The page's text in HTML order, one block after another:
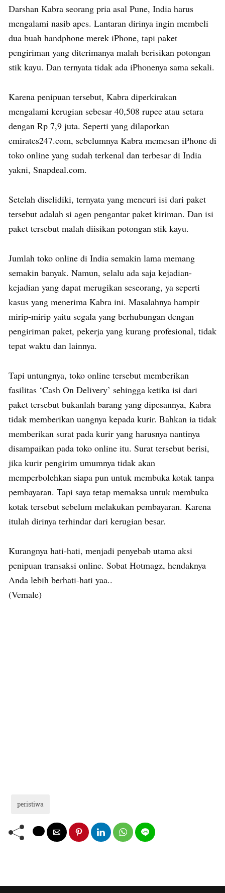
Darshan Kabra seorang pria asal Pune, India harus
mengalami nasib apes. Lantaran dirinya ingin membeli
dua buah handphone merek iPhone, tapi paket
pengiriman yang diterimanya malah berisikan potongan
stik kayu. Dan ternyata tidak ada iPhonenya sama sekali.
Karena penipuan tersebut, Kabra diperkirakan
mengalami kerugian sebesar 40,508 rupee atau setara
dengan Rp 7,9 juta. Seperti yang dilaporkan
emirates247.com, sebelumnya Kabra memesan iPhone di
toko online yang sudah terkenal dan terbesar di India
yakni, Snapdeal.com.
Setelah diselidiki, ternyata yang mencuri isi dari paket
tersebut adalah si agen pengantar paket kiriman. Dan isi
paket tersebut malah diisikan potongan stik kayu.
Jumlah toko online di India semakin lama memang
semakin banyak. Namun, selalu ada saja kejadian-
kejadian yang dapat merugikan seseorang, ya seperti
kasus yang menerima Kabra ini. Masalahnya hampir
mirip-mirip yaitu segala yang berhubungan dengan
pengiriman paket, pekerja yang kurang profesional, tidak
tepat waktu dan lainnya.
Tapi untungnya, toko online tersebut memberikan
fasilitas ‘Cash On Delivery’ sehingga ketika isi dari
paket tersebut bukanlah barang yang dipesannya, Kabra
tidak memberikan uangnya kepada kurir. Bahkan ia tidak
memberikan surat pada kurir yang harusnya nantinya
disampaikan pada toko online itu. Surat tersebut berisi,
jika kurir pengirim umumnya tidak akan
memperbolehkan siapa pun untuk membuka kotak tanpa
pembayaran. Tapi saya tetap memaksa untuk membuka
kotak tersebut sebelum melakukan pembayaran. Karena
itulah dirinya terhindar dari kerugian besar.
Kurangnya hati-hati, menjadi penyebab utama aksi
penipuan transaksi online. Sobat Hotmagz, hendaknya
Anda lebih berhati-hati yaa..
(Vemale)
peristiwa